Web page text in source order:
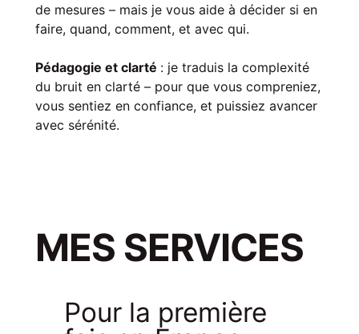
de mesures – mais je vous aide à décider si en
faire, quand, comment, et avec qui.
Pédagogie et clarté : je traduis la complexité
du bruit en clarté – pour que vous compreniez,
vous sentiez en confiance, et puissiez avancer
avec sérénité.
MES SERVICES
Pour la première